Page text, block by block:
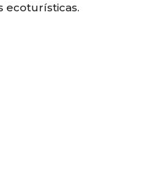
ecoturísticas.